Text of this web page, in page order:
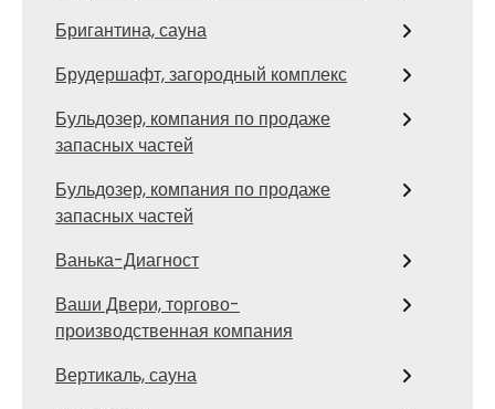
Бригантина, сауна
Брудершафт, загородный комплекс
Бульдозер, компания по продаже
запасных частей
Бульдозер, компания по продаже
запасных частей
Ванька-Диагност
Ваши Двери, торгово-
производственная компания
Вертикаль, сауна